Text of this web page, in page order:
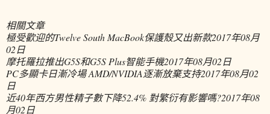
相關文章
極受歡迎的Twelve South MacBook保護殼又出新款2017年08月
02日
摩托羅拉推出G5S和G5S Plus智能手機2017年08月02日
PC多顯卡日漸冷場 AMD/NVIDIA逐漸放棄支持2017年08月02
日
近40年西方男性精子數下降52.4% 對繁衍有影響嗎?2017年08
月02日